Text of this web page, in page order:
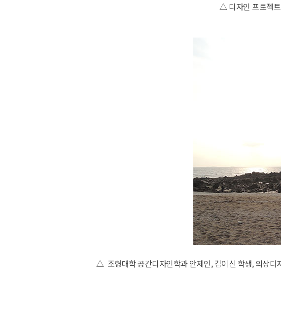
△ 디자인 프로젝
△ 조형대학 공간디자인학과 안제인, 김이신 학생, 의상디